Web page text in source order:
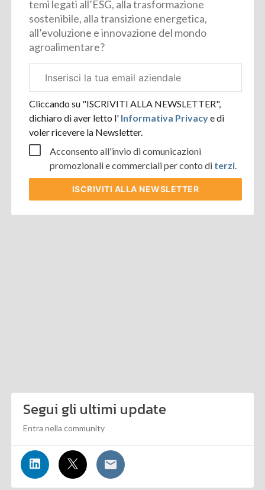
temi legati all’ESG, alla trasformazione
sostenibile, alla transizione energetica,
all’evoluzione e innovazione del mondo
agroalimentare?
aziendale
Cliccando su "ISCRIVITI ALLA NEWSLETTER",
dichiaro di aver letto l' Informativa Privacye di
voler ricevere la Newsletter.
Acconsento all'invio di comunicazioni
promozionali e commerciali per conto di terzi.
ISCRIVITI ALLA NEWSLETTER
Segui gli ultimi update
Entra nella community